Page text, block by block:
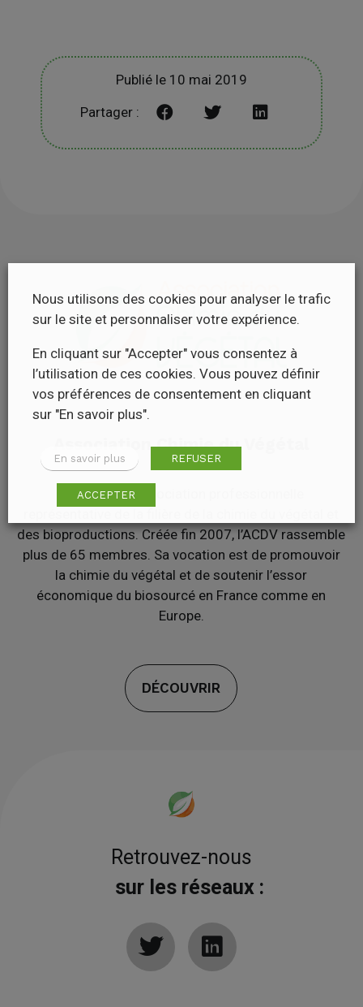
Publié le 10 mai 2019
Partager :
Association Chimie du Végétal
L’ACDV est l’association professionnelle
des bioproductions. Créée fin 2007, l’ACDV rassemble
plus de 65 membres. Sa vocation est de promouvoir
la chimie du végétal et de soutenir l’essor
économique du biosourcé en France comme en
Europe.
DÉCOUVRIR
Retrouvez-nous
sur les réseaux :
Nous utilisons des cookies pour analyser le trafic
sur le site et personnaliser votre expérience.
En cliquant sur "Accepter" vous consentez à
l’utilisation de ces cookies. Vous pouvez définir
vos préférences de consentement en cliquant
sur "En savoir plus".
En savoir plus REFUSER
ACCEPTER